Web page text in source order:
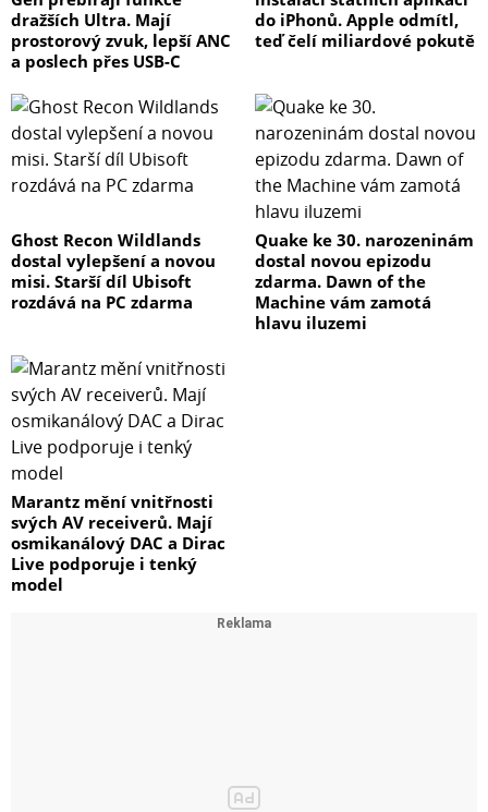
dražších Ultra. Mají
prostorový zvuk, lepší ANC
a poslech přes USB-C
do iPhonů. Apple odmítl,
teď čelí miliardové pokutě
Ghost Recon Wildlands
dostal vylepšení a novou
misi. Starší díl Ubisoft
rozdává na PC zdarma
Quake ke 30. narozeninám
dostal novou epizodu
zdarma. Dawn of the
Machine vám zamotá
hlavu iluzemi
Marantz mění vnitřnosti
svých AV receiverů. Mají
osmikanálový DAC a Dirac
Live podporuje i tenký
model